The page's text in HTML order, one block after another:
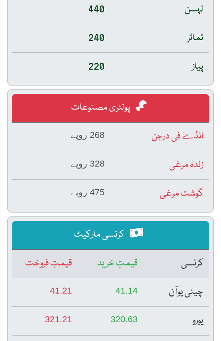
لہسن
440
ٹماٹر
240
پیاز
220
پولٹری مصنوعات
انڈے فی درجن
268 روپے
زندہ مرغی 328 روپے
گوشت مرغی 475 روپے
کرنسی مارکیٹ
کرنسی
قیمتِ خرید
قیمتِ فروخت
چینی یوآن
41.14
41.21
یورو 320.63
321.21